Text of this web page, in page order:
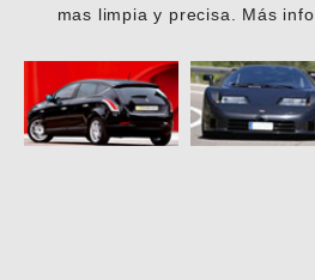
mas limpia y precisa. Más